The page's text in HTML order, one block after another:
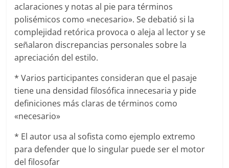
aclaraciones y notas al pie para términos
polisémicos como «necesario». Se debatió si la
complejidad retórica provoca o aleja al lector y se
señalaron discrepancias personales sobre la
apreciación del estilo.
* Varios participantes consideran que el pasaje
tiene una densidad filosófica innecesaria y pide
definiciones más claras de términos como
«necesario»
* El autor usa al sofista como ejemplo extremo
para defender que lo singular puede ser el motor
del filosofar